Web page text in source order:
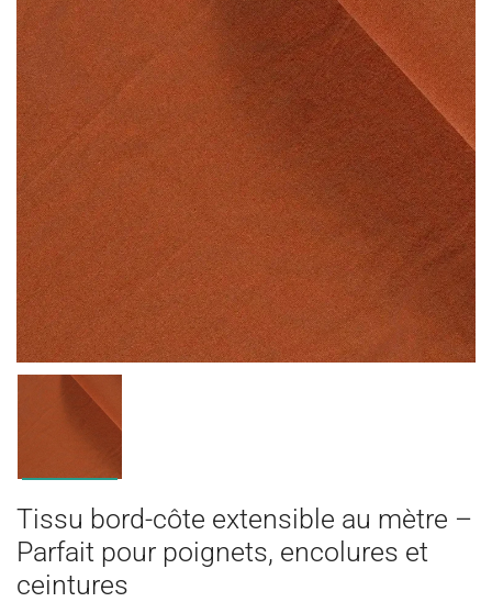
Tissu bord-côte extensible au mètre –
Parfait pour poignets, encolures et
ceintures